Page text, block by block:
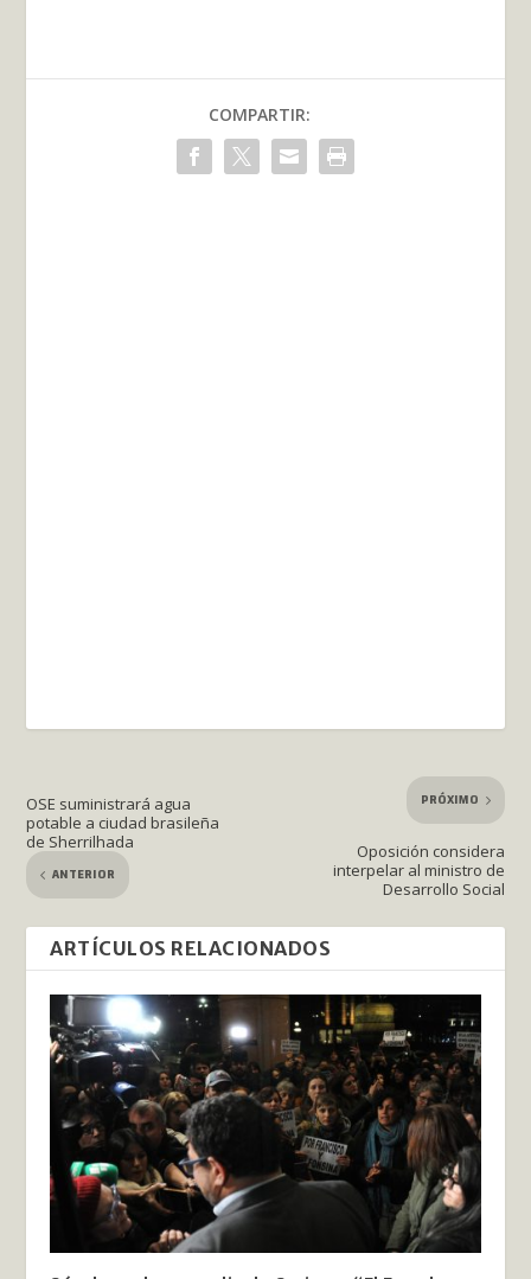
COMPARTIR:
OSE suministrará agua
potable a ciudad brasileña
de Sherrilhada
ANTERIOR
PRÓXIMO
Oposición considera
interpelar al ministro de
Desarrollo Social
ARTÍCULOS RELACIONADOS